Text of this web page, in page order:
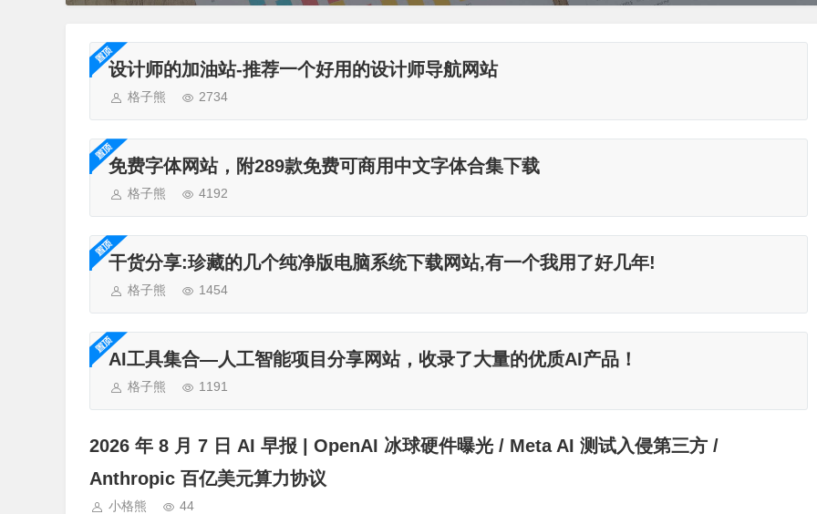
设计师的加油站-推荐一个好用的设计师导航网站
格子熊 2734
免费字体网站，附289款免费可商用中文字体合集下载
格子熊 4192
干货分享:珍藏的几个纯净版电脑系统下载网站,有一个我用了好几年!
格子熊 1454
AI工具集合—人工智能项目分享网站，收录了大量的优质AI产品！
格子熊 1191
2026 年 8 月 7 日 AI 早报 | OpenAI 冰球硬件曝光 / Meta AI 测试入侵第三方 /
Anthropic 百亿美元算力协议
小格熊 44